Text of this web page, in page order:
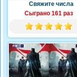
Свяжите числа
Сыграно 161 раз